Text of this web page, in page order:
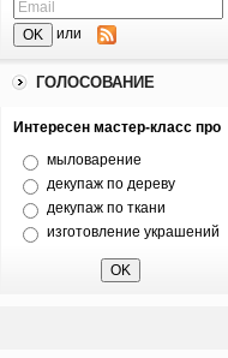
или
ГОЛОСОВАНИЕ
Интересен мастер-класс про
мыловарение
декупаж по дереву
декупаж по ткани
изготовление украшений